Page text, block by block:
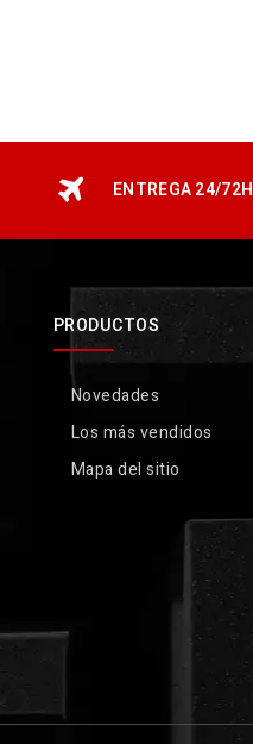
ENTREGA 24/72H
PRODUCTOS
Novedades
Los más vendidos
Mapa del sitio